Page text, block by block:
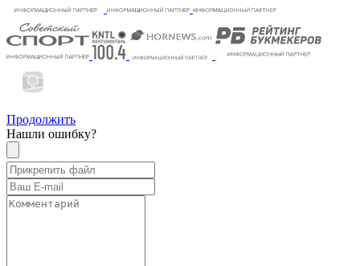
Продолжить
Нашли ошибку?